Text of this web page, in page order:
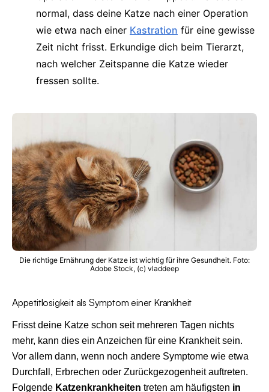
normal, dass deine Katze nach einer Operation
wie etwa nach einer Kastration für eine gewisse
Zeit nicht frisst. Erkundige dich beim Tierarzt,
nach welcher Zeitspanne die Katze wieder
fressen sollte.
Die richtige Ernährung der Katze ist wichtig für ihre Gesundheit. Foto:
Adobe Stock, (c) vladdeep
Appetitlosigkeit als Symptom einer Krankheit
Frisst deine Katze schon seit mehreren Tagen nichts
mehr, kann dies ein Anzeichen für eine Krankheit sein.
Vor allem dann, wenn noch andere Symptome wie etwa
Durchfall, Erbrechen oder Zurückgezogenheit auftreten.
Folgende Katzenkrankheiten treten am häufigsten in